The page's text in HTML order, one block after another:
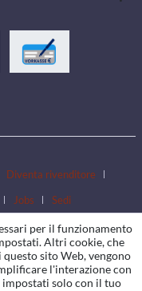
Diventa rivenditore
Jobs Sedi
per il funzionamento
Altri cookie, che
sito Web, vengono
l'interazione con
solo con il tuo